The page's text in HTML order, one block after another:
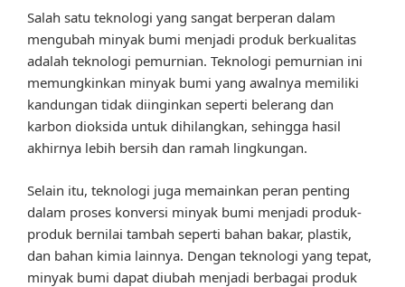
Salah satu teknologi yang sangat berperan dalam
mengubah minyak bumi menjadi produk berkualitas
adalah teknologi pemurnian. Teknologi pemurnian ini
memungkinkan minyak bumi yang awalnya memiliki
kandungan tidak diinginkan seperti belerang dan
karbon dioksida untuk dihilangkan, sehingga hasil
akhirnya lebih bersih dan ramah lingkungan.
Selain itu, teknologi juga memainkan peran penting
dalam proses konversi minyak bumi menjadi produk-
produk bernilai tambah seperti bahan bakar, plastik,
dan bahan kimia lainnya. Dengan teknologi yang tepat,
minyak bumi dapat diubah menjadi berbagai produk